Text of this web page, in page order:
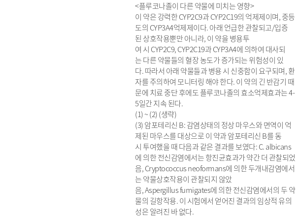
<플루코나졸이 다른 약물에 미치는 영향>
이 약은 강력한 CYP2C9과 CYP2C19의 억제제이며, 중등
도의 CYP3A4억제제이다. 아래 언급한 관찰되고/입증
된 상호작용뿐만 아니라, 이 약을 병용투
여 시 CYP2C9, CYP2C19과 CYP3A4에 의하여 대사되
는 다른 약물들의 혈장 농도가 증가되는 위험성이 있
다. 따라서 아래 약물들과 병용 시 신중함이 요구되며, 환
자를 주의하여 모니터링 해야 한다. 이 약의 긴 반감기 때
문에 치료 중단 후에도 플루코나졸의 효소억제효과는 4-
5일간 지속 된다.
(1) ~ (2) (생략)
(3) 암포테리신 B: 감염상태의 정상 마우스와 면역이 억
제된 마우스를 대상으로 이 약과 암포테리신 B를 동
시 투여했을 때 다음과 같은 결과를 보였다: C. albicans
에 의한 전신감염에서는 항진균효과가 약간 더 관찰되었
음, Cryptococcus neoformans에 의한 두개내감염에서
는 약물상호작용이 관찰되지 않았
음, Aspergillus fumigates에 의한 전신감염에서의 두 약
물의 길항작용. 이 시험에서 얻어진 결과의 임상적 유의
성은 알려진 바 없다.